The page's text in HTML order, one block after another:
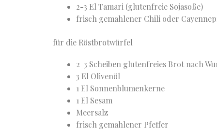
2-3 El Tamari (glutenfreie Sojasoße)
frisch gemahlener Chili oder
für die Röstbrotwürfel
2-3 Scheiben glutenfreies Brot nach
3 El Olivenöl
1 El Sonnenblumenkerne
1 El Sesam
Meersalz
frisch gemahlener Pfeffer